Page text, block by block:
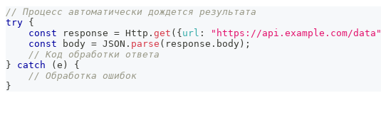
// Процесс автоматически дождется результата
try {
const response = Http . get ( { url : "https://api.example.com/data"
const body = JSON . parse ( response . body ) ;
// Код обработки ответа
}
catch ( e )
{
// Обработка ошибок
}